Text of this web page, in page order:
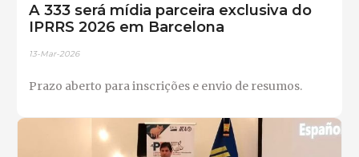
A 333 será mídia parceira exclusiva do
IPRRS 2026 em Barcelona
13-Mar-2026
Prazo aberto para inscrições e envio de resumos.